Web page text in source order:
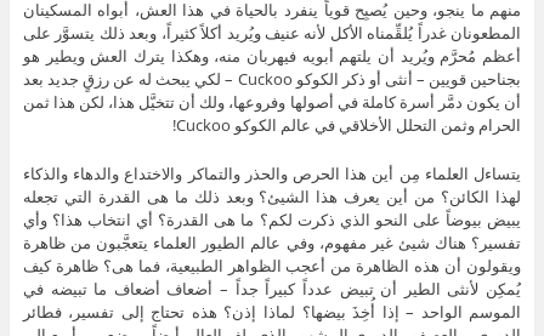
منهم ما ينجو، وحين يُصبِح قوياً ينفرد بالحياة في هذا العش، أبواه المسكينان
المطعونان غدراً يُلقِّمناه الأكل لأنه عنيف ويُريد أكلاً كثيراً، وبعد ذلك يتسوَّر على
أعظم مُحرَّم ويُريد أن يلتهم أبويه فيهربان منه، وهكذا يترك العش ويطير هو
بجناحين قويين – أنثى أو ذكر الكوكو Cuckoo – لكي يبحث له عن رزقٍ جديد بعد
أن يكون دمَّر أسرة كاملة في أصولها وفروعها، ولك أن تتخيَّل هذا، لكن هذا ثمن
الحرام وثمن التحلل الأخلاقي في عالم الكوكو Cuckoo!
يتساءل العلماء مِن أين هذا الحرص والحذر والتماكر والاختداع والدهاء والذكاء
لهذا الكائن؟ من أين يعرف هذا الشيئ؟ وبعد ذلك ما هى القدرة التي تجعله
يبيض بيوضاً على النحو الذي ذكرت لكم؟ ما هى القدرة؟ أي انتخاب هذا؟ وأي
تفسير؟ هناك شيئ غير مفهوم، وفي عالم الطيور العلماء يتعجَّبون من ظاهرة
ويقولون أن هذه الظاهرة من أعجب الظواهر الطبيعية، فما هى؟ ظاهرة كيف
يُمكِن لأنثى الطير أن تبيض عدداً كبيراً جداً – أضعاف أضعاف ما تبيضه في
الموسم الواحد – إذا أُخِذَ بيضها؟ لماذا إذن؟ هذه تحتاج إلى تفسير، فطائر